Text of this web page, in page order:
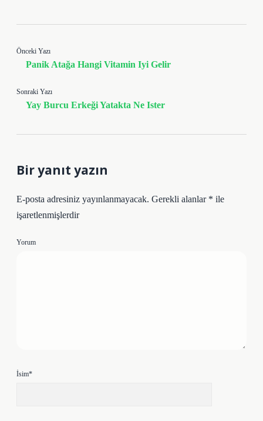
Önceki Yazı
Panik Atağa Hangi Vitamin Iyi Gelir
Sonraki Yazı
Yay Burcu Erkeği Yatakta Ne Ister
Bir yanıt yazın
E-posta adresiniz yayınlanmayacak. Gerekli alanlar * ile
işaretlenmişlerdir
Yorum
İsim*